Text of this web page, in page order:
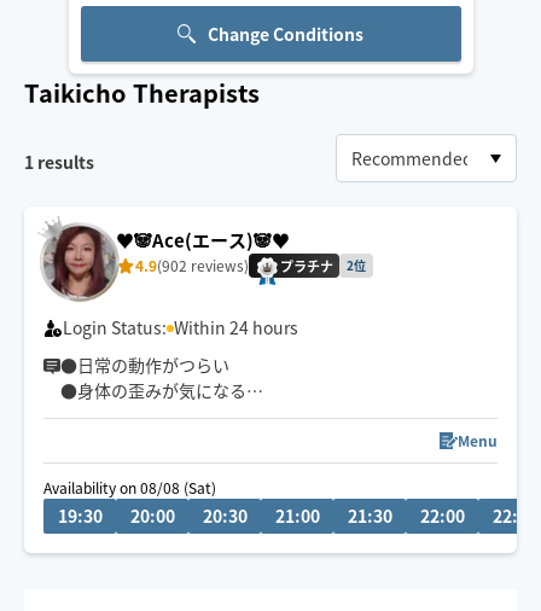
Change Conditions
Taikicho Therapists
1 results
♥️🐼Ace(エース)🐼♥️
4.9(902 reviews) プラチナ 2位
Login Status: Within 24 hours
●日常の動作がつらい
●身体の歪みが気になる
●趣味や仕事のパフォーマンスを良くしたい
どんなお悩みにも真摯に向き合い身体の痛みや不調、お
客様の気になる所をその場しのぎではなく"根本"から対
応させて頂きます
Menu
Availability on 08/08 (Sat)
19:30 20:00 20:30 21:00 21:30 22:00 22:30